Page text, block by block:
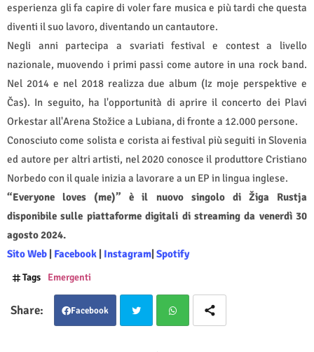
esperienza gli fa capire di voler fare musica e più tardi che questa
diventi il suo lavoro, diventando un cantautore.
Negli anni partecipa a svariati festival e contest a livello
nazionale, muovendo i primi passi come autore in una rock band.
Nel 2014 e nel 2018 realizza due album (Iz moje perspektive e
Čas). In seguito, ha l'opportunità di aprire il concerto dei Plavi
Orkestar all'Arena Stožice a Lubiana, di fronte a 12.000 persone.
Conosciuto come solista e corista ai festival più seguiti in Slovenia
ed autore per altri artisti, nel 2020 conosce il produttore Cristiano
Norbedo con il quale inizia a lavorare a un EP in lingua inglese.
“Everyone loves (me)” è il nuovo singolo di Žiga Rustja
disponibile sulle piattaforme digitali di streaming da venerdì 30
agosto 2024.
Sito Web | Facebook | Instagram| Spotify
Tags Emergenti
Facebook